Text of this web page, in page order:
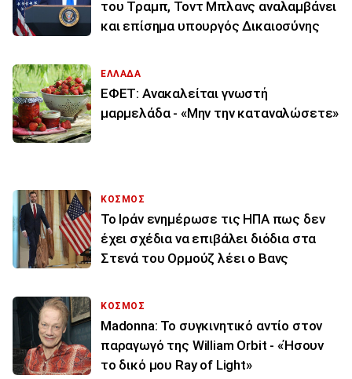
του Τραμπ, Τοντ Μπλανς αναλαμβάνει
και επίσημα υπουργός Δικαιοσύνης
ΕΛΛΑΔΑ
ΕΦΕΤ: Ανακαλείται γνωστή
μαρμελάδα - «Μην την καταναλώσετε»
ΚΟΣΜΟΣ
To Ιράν ενημέρωσε τις ΗΠΑ πως δεν
έχει σχέδια να επιβάλει διόδια στα
Στενά του Ορμούζ λέει ο Βανς
ΚΟΣΜΟΣ
Madonna: Το συγκινητικό αντίο στον
παραγωγό της William Orbit - «Ήσουν
το δικό μου Ray of Light»